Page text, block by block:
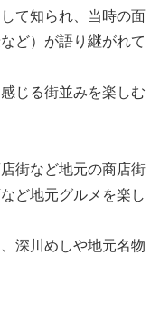
て知られ、当時の面
ど）が語り継がれて
じる街並みを楽しむ
街など地元の商店街
ど地元グルメを楽し
深川めしや地元名物